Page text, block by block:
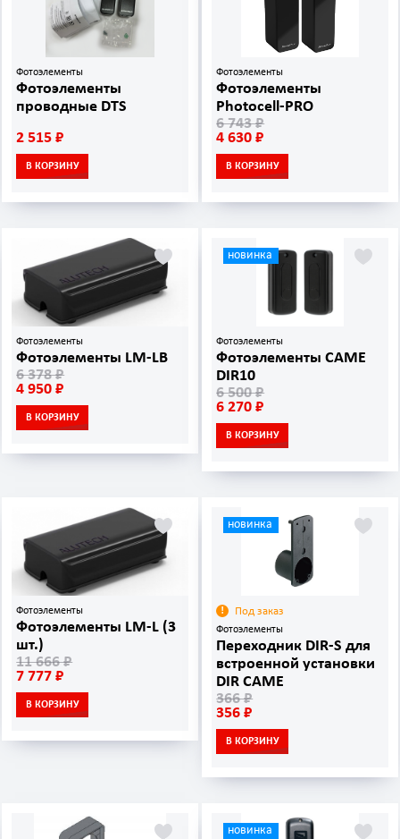
Фотоэлементы
Фотоэлементы
проводные DTS
2 515 ₽
В КОРЗИНУ
Фотоэлементы
Фотоэлементы
Photocell‑PRO
6 743 ₽
4 630 ₽
В КОРЗИНУ
Фотоэлементы
Фотоэлементы LM-LB
6 378 ₽
4 950 ₽
В КОРЗИНУ
новинка
Фотоэлементы
Фотоэлементы CAME
DIR10
6 500 ₽
6 270 ₽
В КОРЗИНУ
Фотоэлементы
Фотоэлементы LM-L (3
шт.)
11 666 ₽
7 777 ₽
В КОРЗИНУ
новинка
Под заказ
Фотоэлементы
Переходник DIR-S для
встроенной установки
DIR CAME
366 ₽
356 ₽
В КОРЗИНУ
новинка